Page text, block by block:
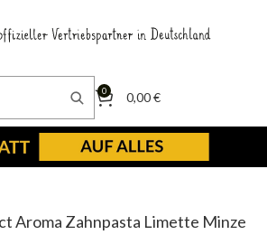
0 0,00€
Aroma Zahnpasta Limette Minze